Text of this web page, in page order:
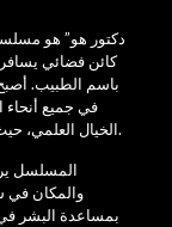
كائن فضائي
باسم الطبيب.
في جميع أنحاء
الخيال العلمي، حيث يجمع بين السفر عبر الزمن والاكتشافات الفضائية.
المسلسل
والمكان في
بمساعدة البشر في